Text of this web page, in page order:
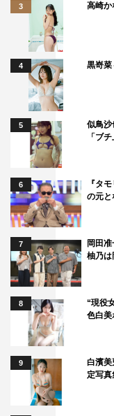
3 高崎か
4 黒嵜菜
5
似鳥
「ブ
6
『タ
の元
7
岡田
柚乃
8
“現役
色白
9
白濱
定写